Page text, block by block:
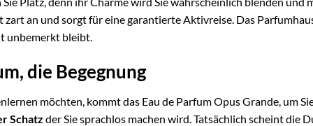
an und sorgt für eine garantierte Aktivreise. Das
unbemerkt bleibt.
die Begegnung
möchten, kommt das Eau de Parfum Opus Grande, um
Schatz der Sie sprachlos machen wird. Tatsächlich scheint die